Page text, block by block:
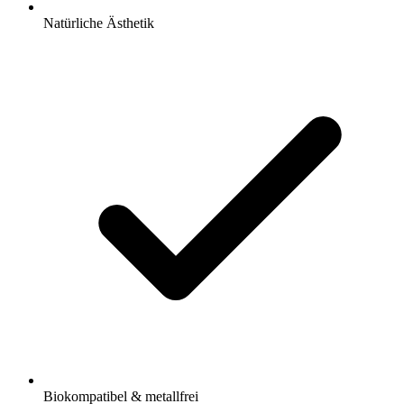
Natürliche Ästhetik
Biokompatibel & metallfrei